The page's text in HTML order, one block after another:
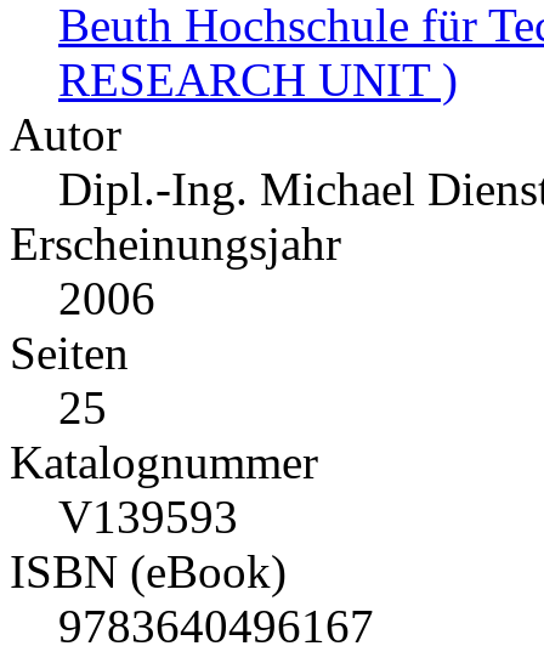
Beuth Hochschule für
RESEARCH UNIT )
Autor
Dipl.-Ing. Michael
Erscheinungsjahr
2006
Seiten
25
Katalognummer
V139593
ISBN (eBook)
9783640496167